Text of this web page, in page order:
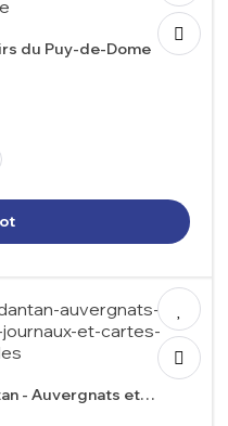
du Puy-de-Dome
- Auvergnats et